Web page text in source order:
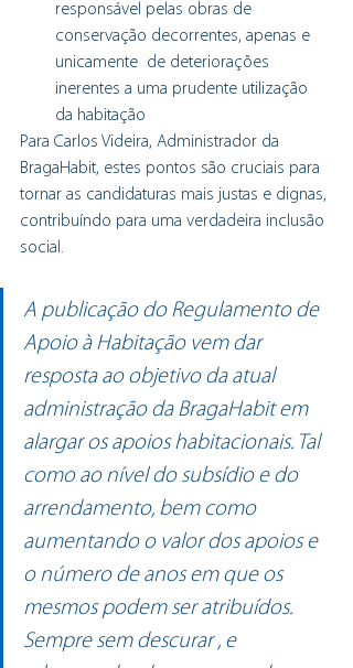
responsável pelas obras de
conservação decorrentes, apenas e
unicamente  de deteriorações
inerentes a uma prudente utilização
da habitação
Para Carlos Videira, Administrador da
BragaHabit, estes pontos são cruciais para
tornar as candidaturas mais justas e dignas,
contribuíndo para uma verdadeira inclusão
social.
A publicação do Regulamento de
Apoio à Habitação vem dar
resposta ao objetivo da atual
administração da BragaHabit em
alargar os apoios habitacionais. Tal
como ao nível do subsídio e do
arrendamento, bem como
aumentando o valor dos apoios e
o número de anos em que os
mesmos podem ser atribuídos.
Sempre sem descurar , e